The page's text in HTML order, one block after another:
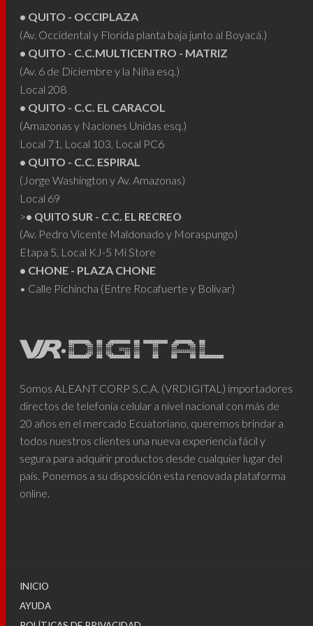
la
página
producto
• QUITO - OCCIPLAZA
(Av. Occidental y Florida planta baja junto al Boyacá.)
• QUITO - C.C.MULTICENTRO - MATRIZ
(Av. 6 de Diciembre y la Niña esq.)
Local 208
• QUITO - C.C. EL CARACOL
(Amazonas y Naciones Unidas esq.)
Local 71, Local 103, Local PC6
• QUITO - C.C. ESPIRAL
(Jorge Washington y Av. Amazonas)
Local 69
>• QUITO SUR - C.C. EL RECREO
(Av. Pedro Vicente Maldonado y Moraspungo)
Etapa 5, Local KJ-5 Mi Store
• CHONE - PLAZA CHONE
• Calle Pichincha (Entre Rocafuerte y Bolívar)
Somos ALEANT CORP S.C.A. (VRDIGITAL) importadores
directos de telefonía celular a nivel nacional con más de
20 años en el mercado Ecuatoriano, queremos brindar a
todos nuestros clientes una nueva experiencia fácil y
segura para adquirir productos desde cualquier lugar del
país. Ponemos a su disposición esta renovada plataforma
online.
INICIO
AYUDA